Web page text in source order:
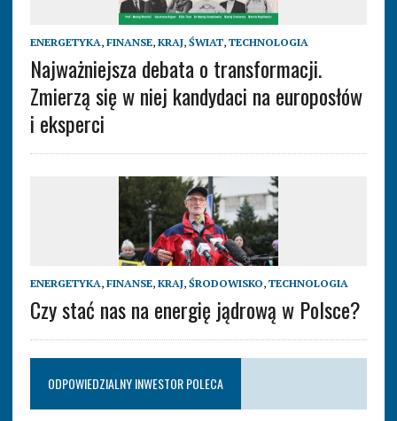
ENERGETYKA, FINANSE, KRAJ, ŚWIAT, TECHNOLOGIA
Najważniejsza debata o transformacji.
Zmierzą się w niej kandydaci na europosłów
i eksperci
ENERGETYKA, FINANSE, KRAJ, ŚRODOWISKO, TECHNOLOGIA
Czy stać nas na energię jądrową w Polsce?
ODPOWIEDZIALNY INWESTOR POLECA